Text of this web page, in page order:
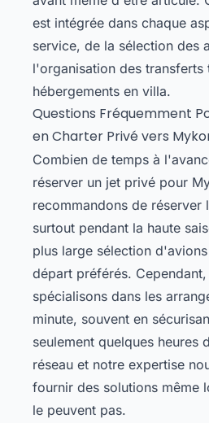
est intégrée dans chaque
service, de la sélection des
l'organisation des transferts
hébergements en villa.
Questions Fréquemment
en Charter Privé vers
Combien de temps à
réserver un jet privé pour
recommandons de réserver
surtout pendant la haute
plus large sélection
départ préférés.
spécialisons dans les
minute, souvent en
seulement quelques heures
réseau et notre expertise
fournir des solutions même
le peuvent pas.